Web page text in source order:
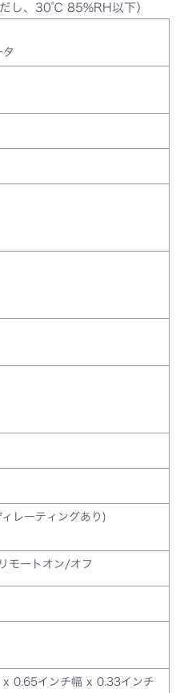
し、30℃ 85%RH以下）
レーティングあり)
モートオン/オフ
x 0.65インチ幅 x 0.33インチ